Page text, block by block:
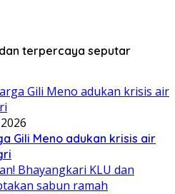
terpercaya seputar
Gili Meno adukan krisis air